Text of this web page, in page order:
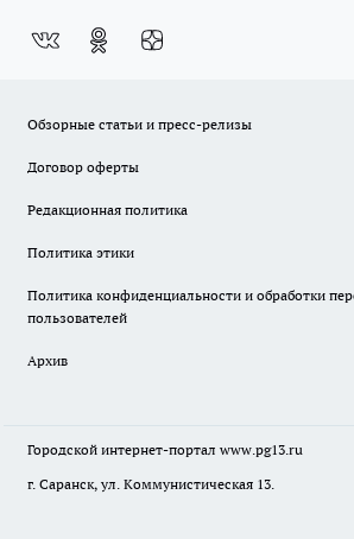
Обзорные статьи и пресс-релизы
Договор оферты
Редакционная политика
Политика этики
Политика конфиденциальности и обработки
пользователей
Архив
Городской интернет-портал www.pg13.ru
г. Саранск, ул. Коммунистическая 13.